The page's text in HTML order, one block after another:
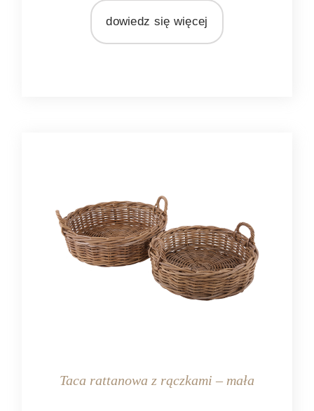
dowiedz się więcej
Taca rattanowa z rączkami – mała